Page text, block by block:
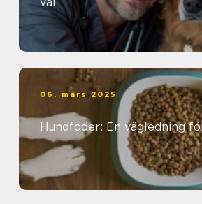
val
06. mars 2025
Hundfoder: En vägledning